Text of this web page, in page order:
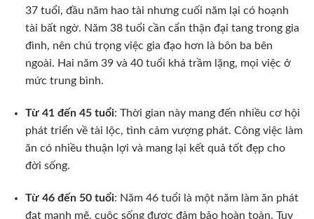
37 tuổi, đầu năm hao tài nhưng cuối năm lại có hoạnh
tài bất ngờ. Năm 38 tuổi cần cẩn thận đại tang trong gia
đình, nên chú trọng việc gia đạo hơn là bôn ba bên
ngoài. Hai năm 39 và 40 tuổi khá trầm lặng, mọi việc ở
mức trung bình.
Từ 41 đến 45 tuổi: Thời gian này mang đến nhiều cơ hội
phát triển về tài lộc, tình cảm vượng phát. Công việc làm
ăn có nhiều thuận lợi và mang lại kết quả tốt đẹp cho
đời sống.
Từ 46 đến 50 tuổi: Năm 46 tuổi là một năm làm ăn phát
đạt mạnh mẽ, cuộc sống được đảm bảo hoàn toàn. Tuy